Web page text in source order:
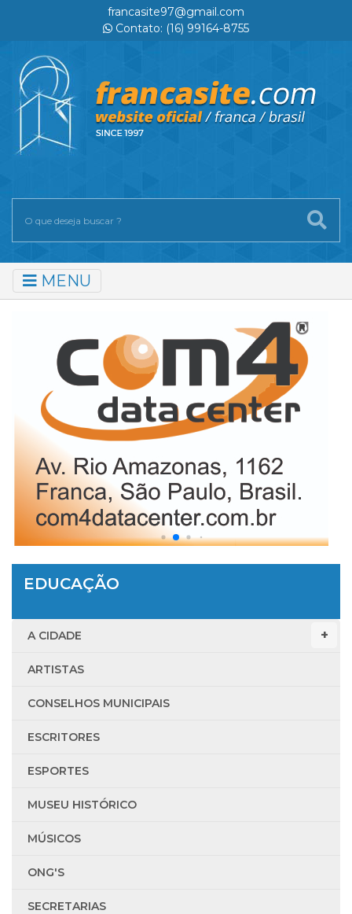
francasite97@gmail.com
Contato: (16) 99164-8755
MENU
EDUCAÇÃO
A CIDADE
ARTISTAS
CONSELHOS MUNICIPAIS
ESCRITORES
ESPORTES
MUSEU HISTÓRICO
MÚSICOS
ONG'S
SECRETARIAS